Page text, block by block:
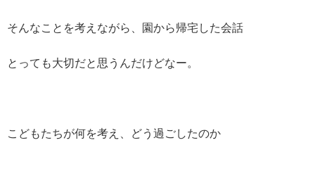
そんなことを考えながら、園から帰宅した会話
とっても大切だと思うんだけどなー。
こどもたちが何を考え、どう過ごしたのか